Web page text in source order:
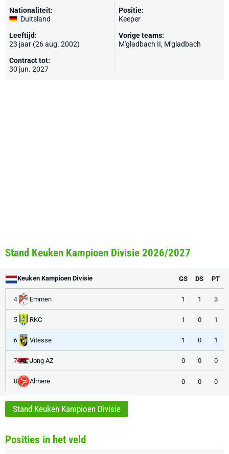
Nationaliteit:
Duitsland
Leeftijd:
23 jaar (26 aug. 2002)
Contract tot:
30 jun. 2027
Positie:
Keeper
Vorige teams:
M'gladbach II, M'gladbach
Stand Keuken Kampioen Divisie 2026/2027
Keuken Kampioen Divisie GS DS PT
4 Emmen 1 1 3
5 RKC 1 0 1
6 Vitesse 1 0 1
7 Jong AZ 0 0 0
8 Almere 0 0 0
Stand Keuken Kampioen Divisie
Posities in het veld